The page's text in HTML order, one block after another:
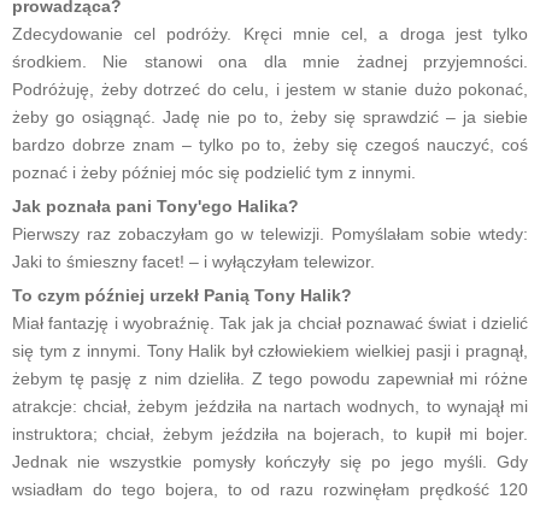
prowadząca?
Zdecydowanie cel podróży. Kręci mnie cel, a droga jest tylko
środkiem. Nie stanowi ona dla mnie żadnej przyjemności.
Podróżuję, żeby dotrzeć do celu, i jestem w stanie dużo pokonać,
żeby go osiągnąć. Jadę nie po to, żeby się sprawdzić – ja siebie
bardzo dobrze znam – tylko po to, żeby się czegoś nauczyć, coś
poznać i żeby później móc się podzielić tym z innymi.
Jak poznała pani Tony'ego Halika?
Pierwszy raz zobaczyłam go w telewizji. Pomyślałam sobie wtedy:
Jaki to śmieszny facet! – i wyłączyłam telewizor.
To czym później urzekł Panią Tony Halik?
Miał fantazję i wyobraźnię. Tak jak ja chciał poznawać świat i dzielić
się tym z innymi. Tony Halik był człowiekiem wielkiej pasji i pragnął,
żebym tę pasję z nim dzieliła. Z tego powodu zapewniał mi różne
atrakcje: chciał, żebym jeździła na nartach wodnych, to wynajął mi
instruktora; chciał, żebym jeździła na bojerach, to kupił mi bojer.
Jednak nie wszystkie pomysły kończyły się po jego myśli. Gdy
wsiadłam do tego bojera, to od razu rozwinęłam prędkość 120